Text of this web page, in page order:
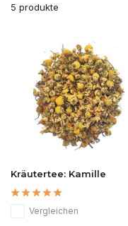
5 produkte
Kräutertee: Kamille
Vergleichen